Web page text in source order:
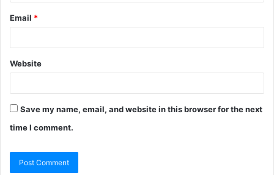
Email *
Website
Save my name, email, and website in this browser for the next
time I comment.